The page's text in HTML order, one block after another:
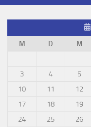
M
D M
3
4 5
10
11 12
17
18 19
24
25 26